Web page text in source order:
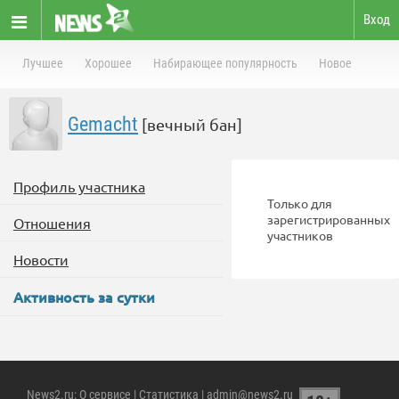
Вход
Лучшее Хорошее Набирающее популярность Новое
Gemacht [вечный бан]
Профиль участника
Отношения
Новости
Активность за сутки
Только для
зарегистрированных
участников
News2.ru: О сервисе | Статистика | admin@news2.ru